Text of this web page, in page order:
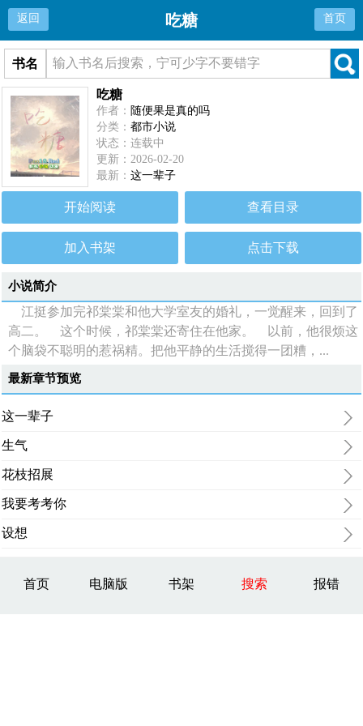
返回 吃糖 首页
书名
吃糖
作者： 随便果是真的吗
分类：都市小说
状态：连载中
更新：2026-02-20
最新：这一辈子
开始阅读 查看目录
加入书架 点击下载
小说简介
江挺参加完祁棠棠和他大学室友的婚礼，一觉醒来，回到了
高二。 这个时候，祁棠棠还寄住在他家。 以前，他很烦这
个脑袋不聪明的惹祸精。把他平静的生活搅得一团糟，...
最新章节预览
这一辈子
生气
花枝招展
我要考考你
设想
首页 电脑版 书架 搜索 报错